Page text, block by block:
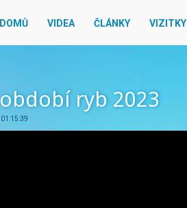
DOMŮ VIDEA ČLÁNKY VIZITKY
ryb 2023
01:15:39